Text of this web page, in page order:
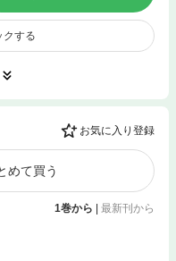
クする
お気に入り登録
めて買う
1巻から 最新刊から